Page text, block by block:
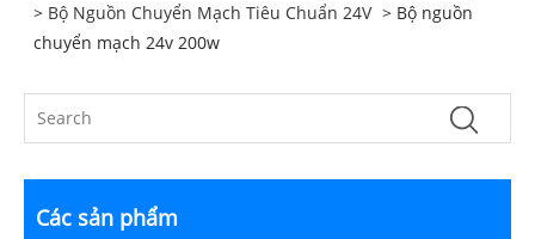
> Bộ Nguồn Chuyển Mạch Tiêu Chuẩn 24V > Bộ nguồn
chuyển mạch 24v 200w
Các sản phẩm